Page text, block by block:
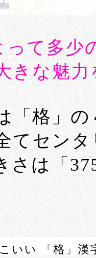
って多少
きな魅
「格」
てセン
さは「
こいい 「格」